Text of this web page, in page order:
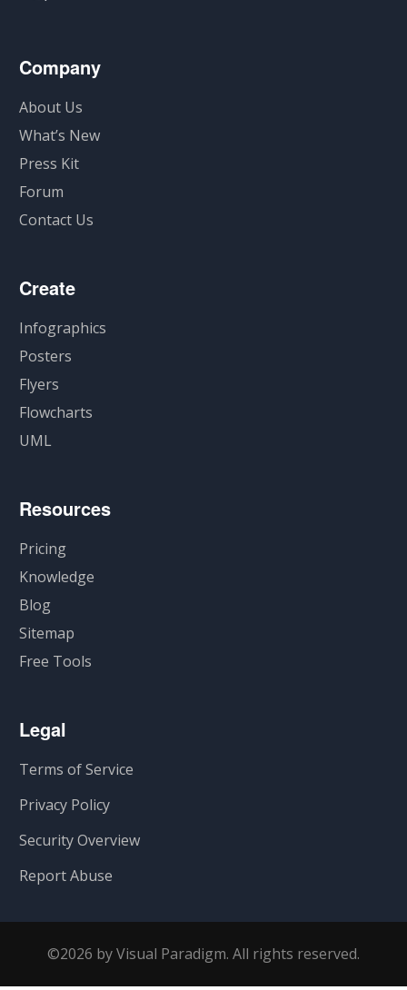
Company
About Us
What’s New
Press Kit
Forum
Contact Us
Create
Infographics
Posters
Flyers
Flowcharts
UML
Resources
Pricing
Knowledge
Blog
Sitemap
Free Tools
Legal
Terms of Service
Privacy Policy
Security Overview
Report Abuse
©2026 by Visual Paradigm. All rights reserved.